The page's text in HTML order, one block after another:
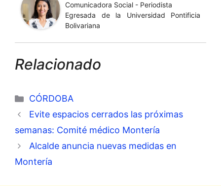
Comunicadora Social - Periodista
Egresada de la Universidad Pontificia
Bolivariana
Relacionado
Categorías
CÓRDOBA
Evite espacios cerrados las próximas
semanas: Comité médico Montería
Alcalde anuncia nuevas medidas en
Montería